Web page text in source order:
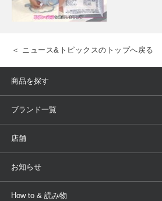
＜ ニュース&トピックスのトップへ戻る
商品を探す
アイテム
トピックス
ブランド一覧
WACOAL
AMPHI
店舗
店舗を探す
お知らせ
新着情報
How to & 読み物